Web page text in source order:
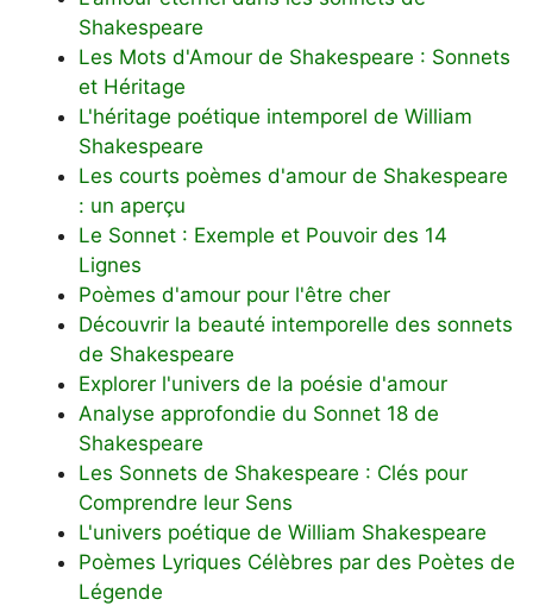
Shakespeare
Les Mots d'Amour de Shakespeare : Sonnets
et Héritage
L'héritage poétique intemporel de William
Shakespeare
Les courts poèmes d'amour de Shakespeare
: un aperçu
Le Sonnet : Exemple et Pouvoir des 14
Lignes
Poèmes d'amour pour l'être cher
Découvrir la beauté intemporelle des sonnets
de Shakespeare
Explorer l'univers de la poésie d'amour
Analyse approfondie du Sonnet 18 de
Shakespeare
Les Sonnets de Shakespeare : Clés pour
Comprendre leur Sens
L'univers poétique de William Shakespeare
Poèmes Lyriques Célèbres par des Poètes de
Légende